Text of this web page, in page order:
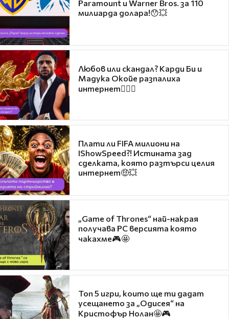
Paramount и Warner Bros. за 110
милиарда долара!😯💥
Любов или скандал? Карди Би и
Мадука Окойе разпалиха
интернет❤️‍🔥🔥
Плати ли FIFA милиони на
IShowSpeed?! Истината зад
сделката, която разтърси целия
интернет🤑💥
„Game of Thrones“ най-накрая
получава PC версията която
чакахме🎮🤩
Топ 5 игри, които ще ти дадат
усещането за „Одисея“ на
Кристофър Нолан🤩🎮